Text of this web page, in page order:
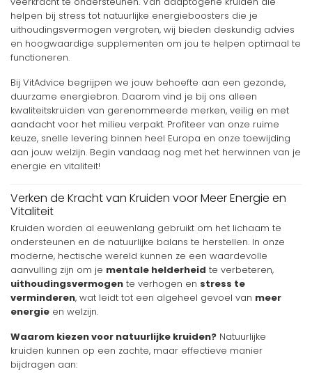
helpen bij stress tot natuurlijke energieboosters die je
uithoudingsvermogen vergroten, wij bieden deskundig advies
en hoogwaardige supplementen om jou te helpen optimaal te
functioneren.
Bij VitAdvice begrijpen we jouw behoefte aan een gezonde,
duurzame energiebron. Daarom vind je bij ons alleen
kwaliteitskruiden van gerenommeerde merken, veilig en met
aandacht voor het milieu verpakt. Profiteer van onze ruime
keuze, snelle levering binnen heel Europa en onze toewijding
aan jouw welzijn. Begin vandaag nog met het herwinnen van je
energie en vitaliteit!
Verken de Kracht van Kruiden voor Meer Energie en
Vitaliteit
Kruiden worden al eeuwenlang gebruikt om het lichaam te
ondersteunen en de natuurlijke balans te herstellen. In onze
moderne, hectische wereld kunnen ze een waardevolle
aanvulling zijn om je mentale helderheid te verbeteren,
uithoudingsvermogen te verhogen en stress te
verminderen, wat leidt tot een algeheel gevoel van meer
energie en welzijn.
Waarom kiezen voor natuurlijke kruiden? Natuurlijke
kruiden kunnen op een zachte, maar effectieve manier
bijdragen aan: